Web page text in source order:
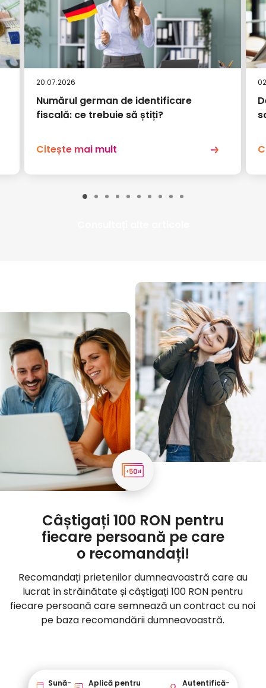
20.07.2026
Numărul german de identificare
fiscală: ce trebuie să știți?
Citește mai mult
Câștigați 100 RON pentru
fiecare persoană pe care
o recomandați!
Recomandați prietenilor dumneavoastră care au
lucrat în străinătate și câștigați 100 RON pentru
fiecare persoană care semnează un contract cu noi
pe baza recomandării dumneavoastră.
Sună- Aplică pentru Autentifică-